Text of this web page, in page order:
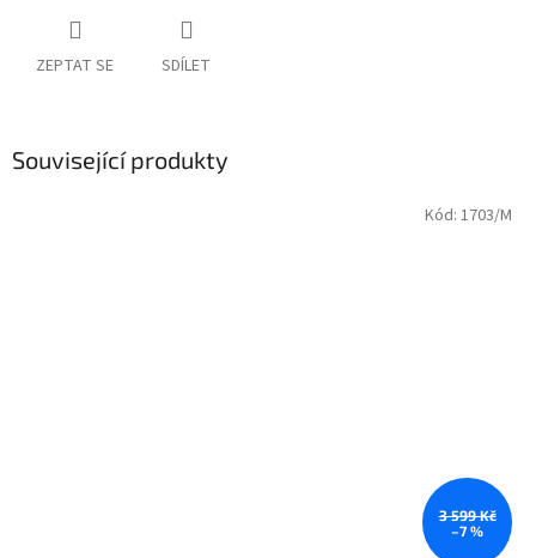
ZEPTAT SE SDÍLET
Související produkty
3 599 Kč
–7 %
Kód: 1703/M